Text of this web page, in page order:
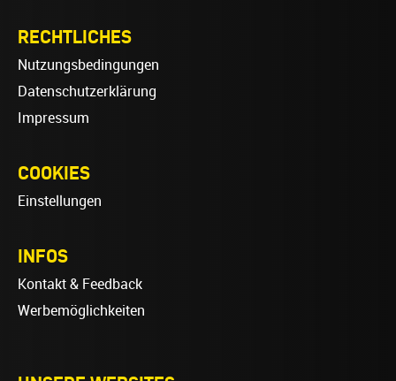
RECHTLICHES
Nutzungsbedingungen
Datenschutzerklärung
Impressum
COOKIES
Einstellungen
INFOS
Kontakt & Feedback
Werbemöglichkeiten